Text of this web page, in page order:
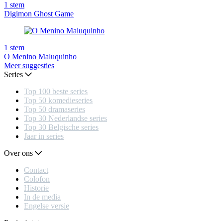
1 stem
Digimon Ghost Game
1 stem
O Menino Maluquinho
Meer suggesties
Series
Top 100 beste series
Top 50 komedieseries
Top 50 dramaseries
Top 30 Nederlandse series
Top 30 Belgische series
Jaar in series
Over ons
Contact
Colofon
Historie
In de media
Engelse versie